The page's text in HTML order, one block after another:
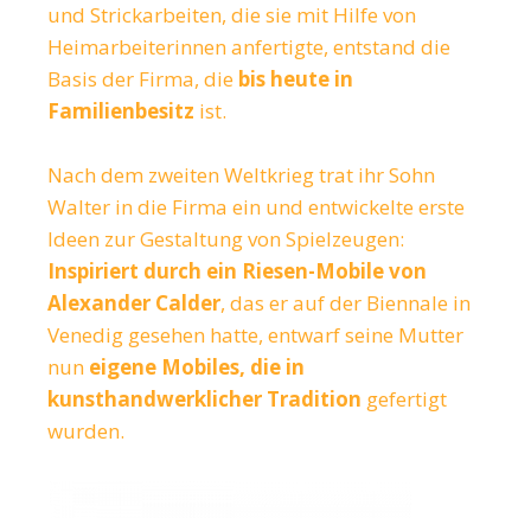
und Strickarbeiten, die sie mit Hilfe von
Heimarbeiterinnen anfertigte, entstand die
Basis der Firma, die bis heute in
Familienbesitz ist.
Nach dem zweiten Weltkrieg trat ihr Sohn
Walter in die Firma ein und entwickelte erste
Ideen zur Gestaltung von Spielzeugen:
Inspiriert durch ein Riesen-Mobile von
Alexander Calder, das er auf der Biennale in
Venedig gesehen hatte, entwarf seine Mutter
nun eigene Mobiles, die in
kunsthandwerklicher Tradition gefertigt
wurden.